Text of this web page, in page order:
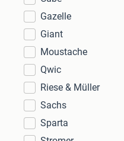
Gazelle
Giant
Moustache
Qwic
Riese & Müller
Sachs
Sparta